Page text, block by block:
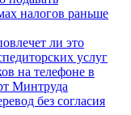
налогов раньше
ли это
услуг
на телефоне в
Минтруда
без согласия